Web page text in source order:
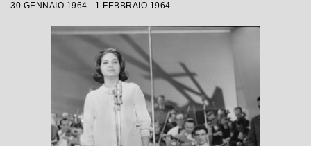
30 GENNAIO 1964 - 1 FEBBRAIO 1964